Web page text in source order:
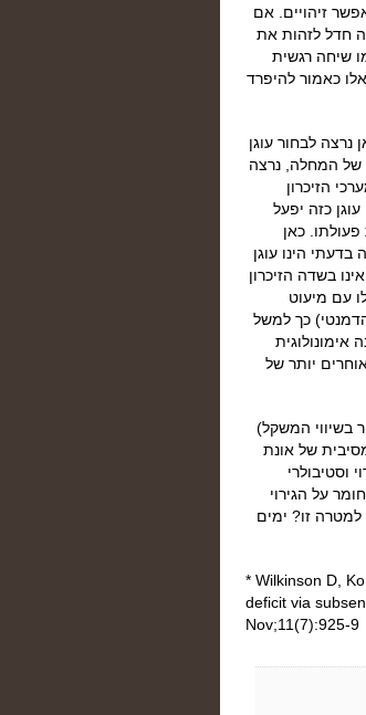
זיהויים. אם
חדל לזהות את
שיחה רגשית
כאמור להיפרד
לבחור עוגן
של המחלה, נרצה
הזיכרון
כזה יפעל
כאן
הינו עוגן
בשדה הזיכרון
עם מיעוט
כך למשל
יותר של
בשיווי המשקל)
של אונת
וסטיבולרי
על הגירוי
זו? ימים
* Wilkinson D,
deficit via
Nov;11(7):925-9